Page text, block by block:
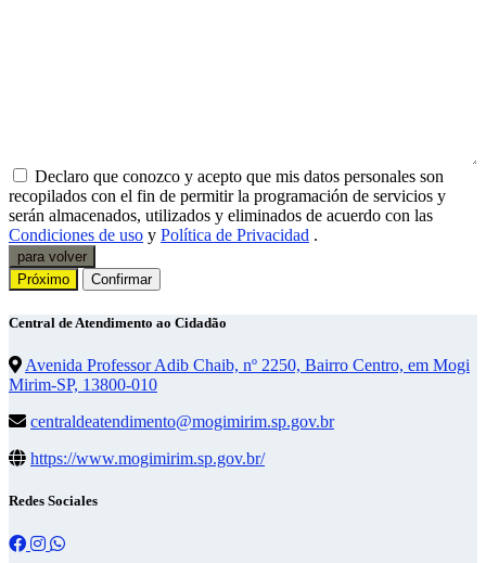
Declaro que conozco y acepto que mis datos personales son
recopilados con el fin de permitir la programación de servicios y
serán almacenados, utilizados y eliminados de acuerdo con las
Condiciones de uso y Política de Privacidad .
para volver
Próximo
Confirmar
Central de Atendimento ao Cidadão
Avenida Professor Adib Chaib, nº 2250, Bairro Centro, em Mogi
Mirim-SP, 13800-010
centraldeatendimento@mogimirim.sp.gov.br
https://www.mogimirim.sp.gov.br/
Redes Sociales